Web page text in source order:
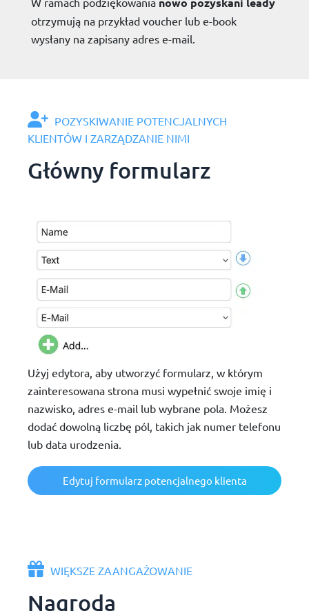
otrzymują na przykład voucher lub e-book
wysłany na zapisany adres e-mail.
POZYSKIWANIE POTENCJALNYCH
KLIENTÓW I ZARZĄDZANIE NIMI
Główny formularz
Użyj edytora, aby utworzyć formularz, w którym
zainteresowana strona musi wypełnić swoje imię i
nazwisko, adres e-mail lub wybrane pola. Możesz
dodać dowolną liczbę pól, takich jak numer telefonu
lub data urodzenia.
Edytuj formularz potencjalnego klienta
WIĘKSZE ZAANGAŻOWANIE
Nagroda